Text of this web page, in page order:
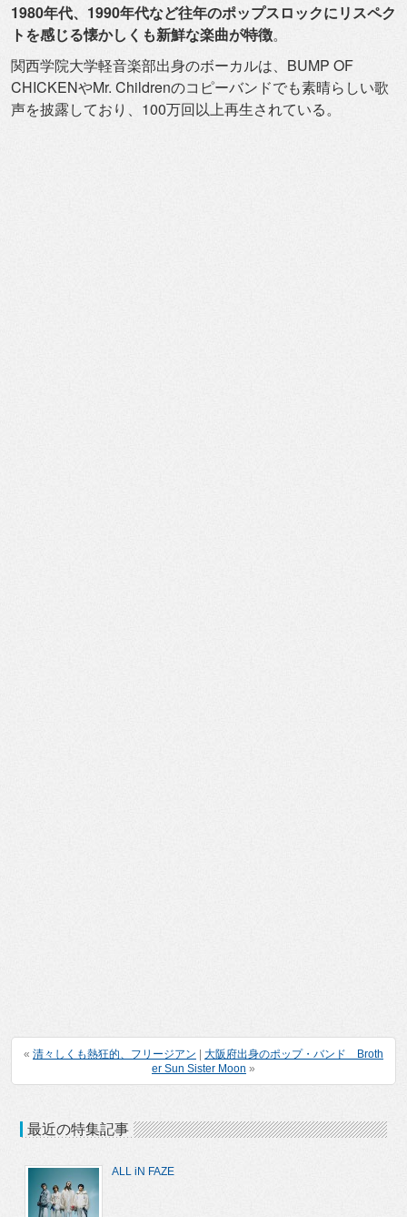
1980年代、 1990年代など往年のポップスロックにリスペク
トを感じる懐かしくも新鮮な楽曲が特徴。
関西学院大学軽音楽部出身のボーカルは、BUMP OF
CHICKENやMr. Childrenのコピーバンドでも素晴らしい歌
声を披露しており、100万回以上再生されている。
« 清々しくも熱狂的、フリージアン | 大阪府出身のポップ・バンド Broth
er Sun Sister Moon »
最近の特集記事
ALL iN FAZE